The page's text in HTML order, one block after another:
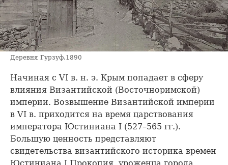
Деревня Гурзуф.1890
Начиная с VI в. н. э. Крым попадает в сферу
влияния Византийской (Восточноримской)
империи. Возвышение Византийской империи
в VI в. приходится на время царствования
императора Юстиниана I (527–565 гг.).
Большую ценность представляют
свидетельства византийского историка времен